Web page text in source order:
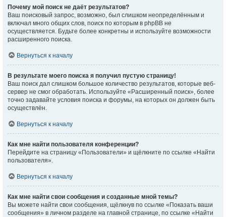
Почему мой поиск не даёт результатов?
Ваш поисковый запрос, возможно, был слишком неопределённым и
включал много общих слов, поиск по которым в phpBB не
осуществляется. Будьте более конкретны и используйте возможности
расширенного поиска.
Вернуться к началу
В результате моего поиска я получил пустую страницу!
Ваш поиск дал слишком большое количество результатов, которые веб-
сервер не смог обработать. Используйте «Расширенный поиск», более
точно задавайте условия поиска и форумы, на которых он должен быть
осуществлён.
Вернуться к началу
Как мне найти пользователя конференции?
Перейдите на страницу «Пользователи» и щёлкните по ссылке «Найти
пользователя».
Вернуться к началу
Как мне найти свои сообщения и созданные мной темы?
Вы можете найти свои сообщения, щёлкнув по ссылке «Показать ваши
сообщения» в личном разделе на главной странице, по ссылке «Найти